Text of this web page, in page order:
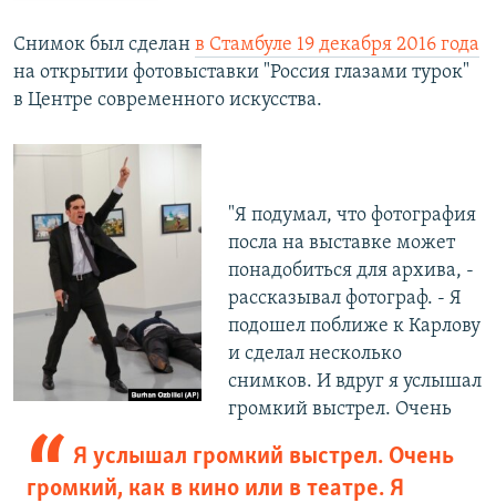
Снимок был сделан в Стамбуле 19 декабря 2016 года
на открытии фотовыставки "Россия глазами турок"
в Центре современного искусства.
Я услышал громкий выстрел. Очень
громкий, как в кино или в театре. Я
​"Я подумал, что фотография
посла на выставке может
понадобиться для архива, -
рассказывал фотограф. - Я
подошел поближе к Карлову
и сделал несколько
снимков. И вдруг я услышал
громкий выстрел. Очень